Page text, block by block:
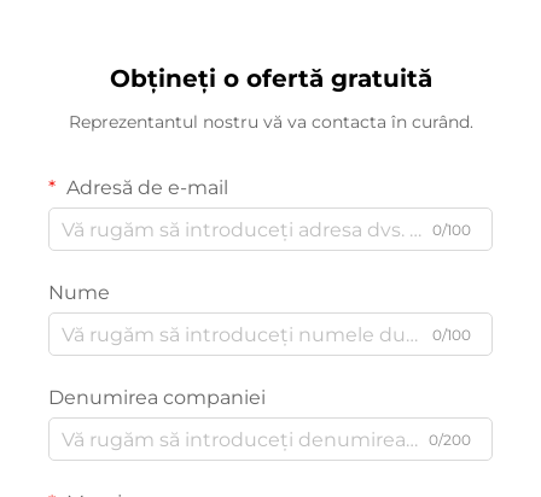
Obțineți o ofertă gratuită
Reprezentantul nostru vă va contacta în curând.
Adresă de e-mail
0/100
Nume
0/100
Denumirea companiei
0/200